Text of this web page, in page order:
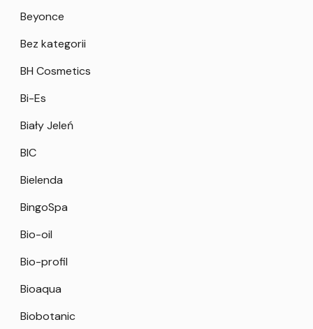
Beyonce
Bez kategorii
BH Cosmetics
Bi-Es
Biały Jeleń
BIC
Bielenda
BingoSpa
Bio-oil
Bio-profil
Bioaqua
Biobotanic